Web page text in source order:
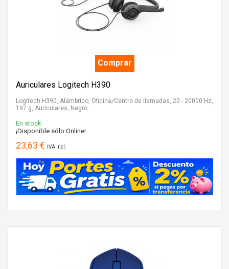
Comprar
Auriculares Logitech H390
Logitech H390, Alámbrico, Oficina/Centro de llamadas, 20 - 20000 Hz,
197 g, Auriculares, Negro
En stock
¡Disponible sólo Online!
23,63 € IVA Incl.